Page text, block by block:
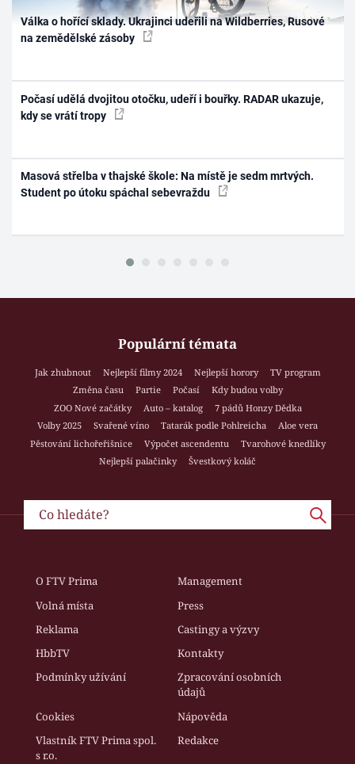
Válka o hořící sklady. Ukrajinci udeřili na Wildberries, Rusové
na zemědělské zásoby
Počasí udělá dvojitou otočku, udeří i bouřky. RADAR ukazuje,
kdy se vrátí tropy
Masová střelba v thajské škole: Na místě je sedm mrtvých.
Student po útoku spáchal sebevraždu
Populární témata
Jak zhubnout Nejlepší filmy 2024 Nejlepší horory
TV program
Změna času
Partie Počasí
Kdy budou volby
ZOO Nové začátky
Auto – katalog
7 pádů Honzy Dědka
Volby 2025
Svařené víno Tatarák podle Pohlreicha
Aloe vera
Pěstování lichořeřišnice
Výpočet ascendentu
Tvarohové knedlíky
Nejlepší palačinky
Švestkový koláč
O FTV Prima
Management
Volná místa
Press
Reklama
Castingy a výzvy
HbbTV
Kontakty
Podmínky užívání
Zpracování osobních
údajů
Cookies
Nápověda
Vlastník FTV Prima spol.
s r.o.
Redakce